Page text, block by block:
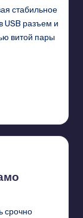
стабильное
USB разъем и
витой пары
срочно